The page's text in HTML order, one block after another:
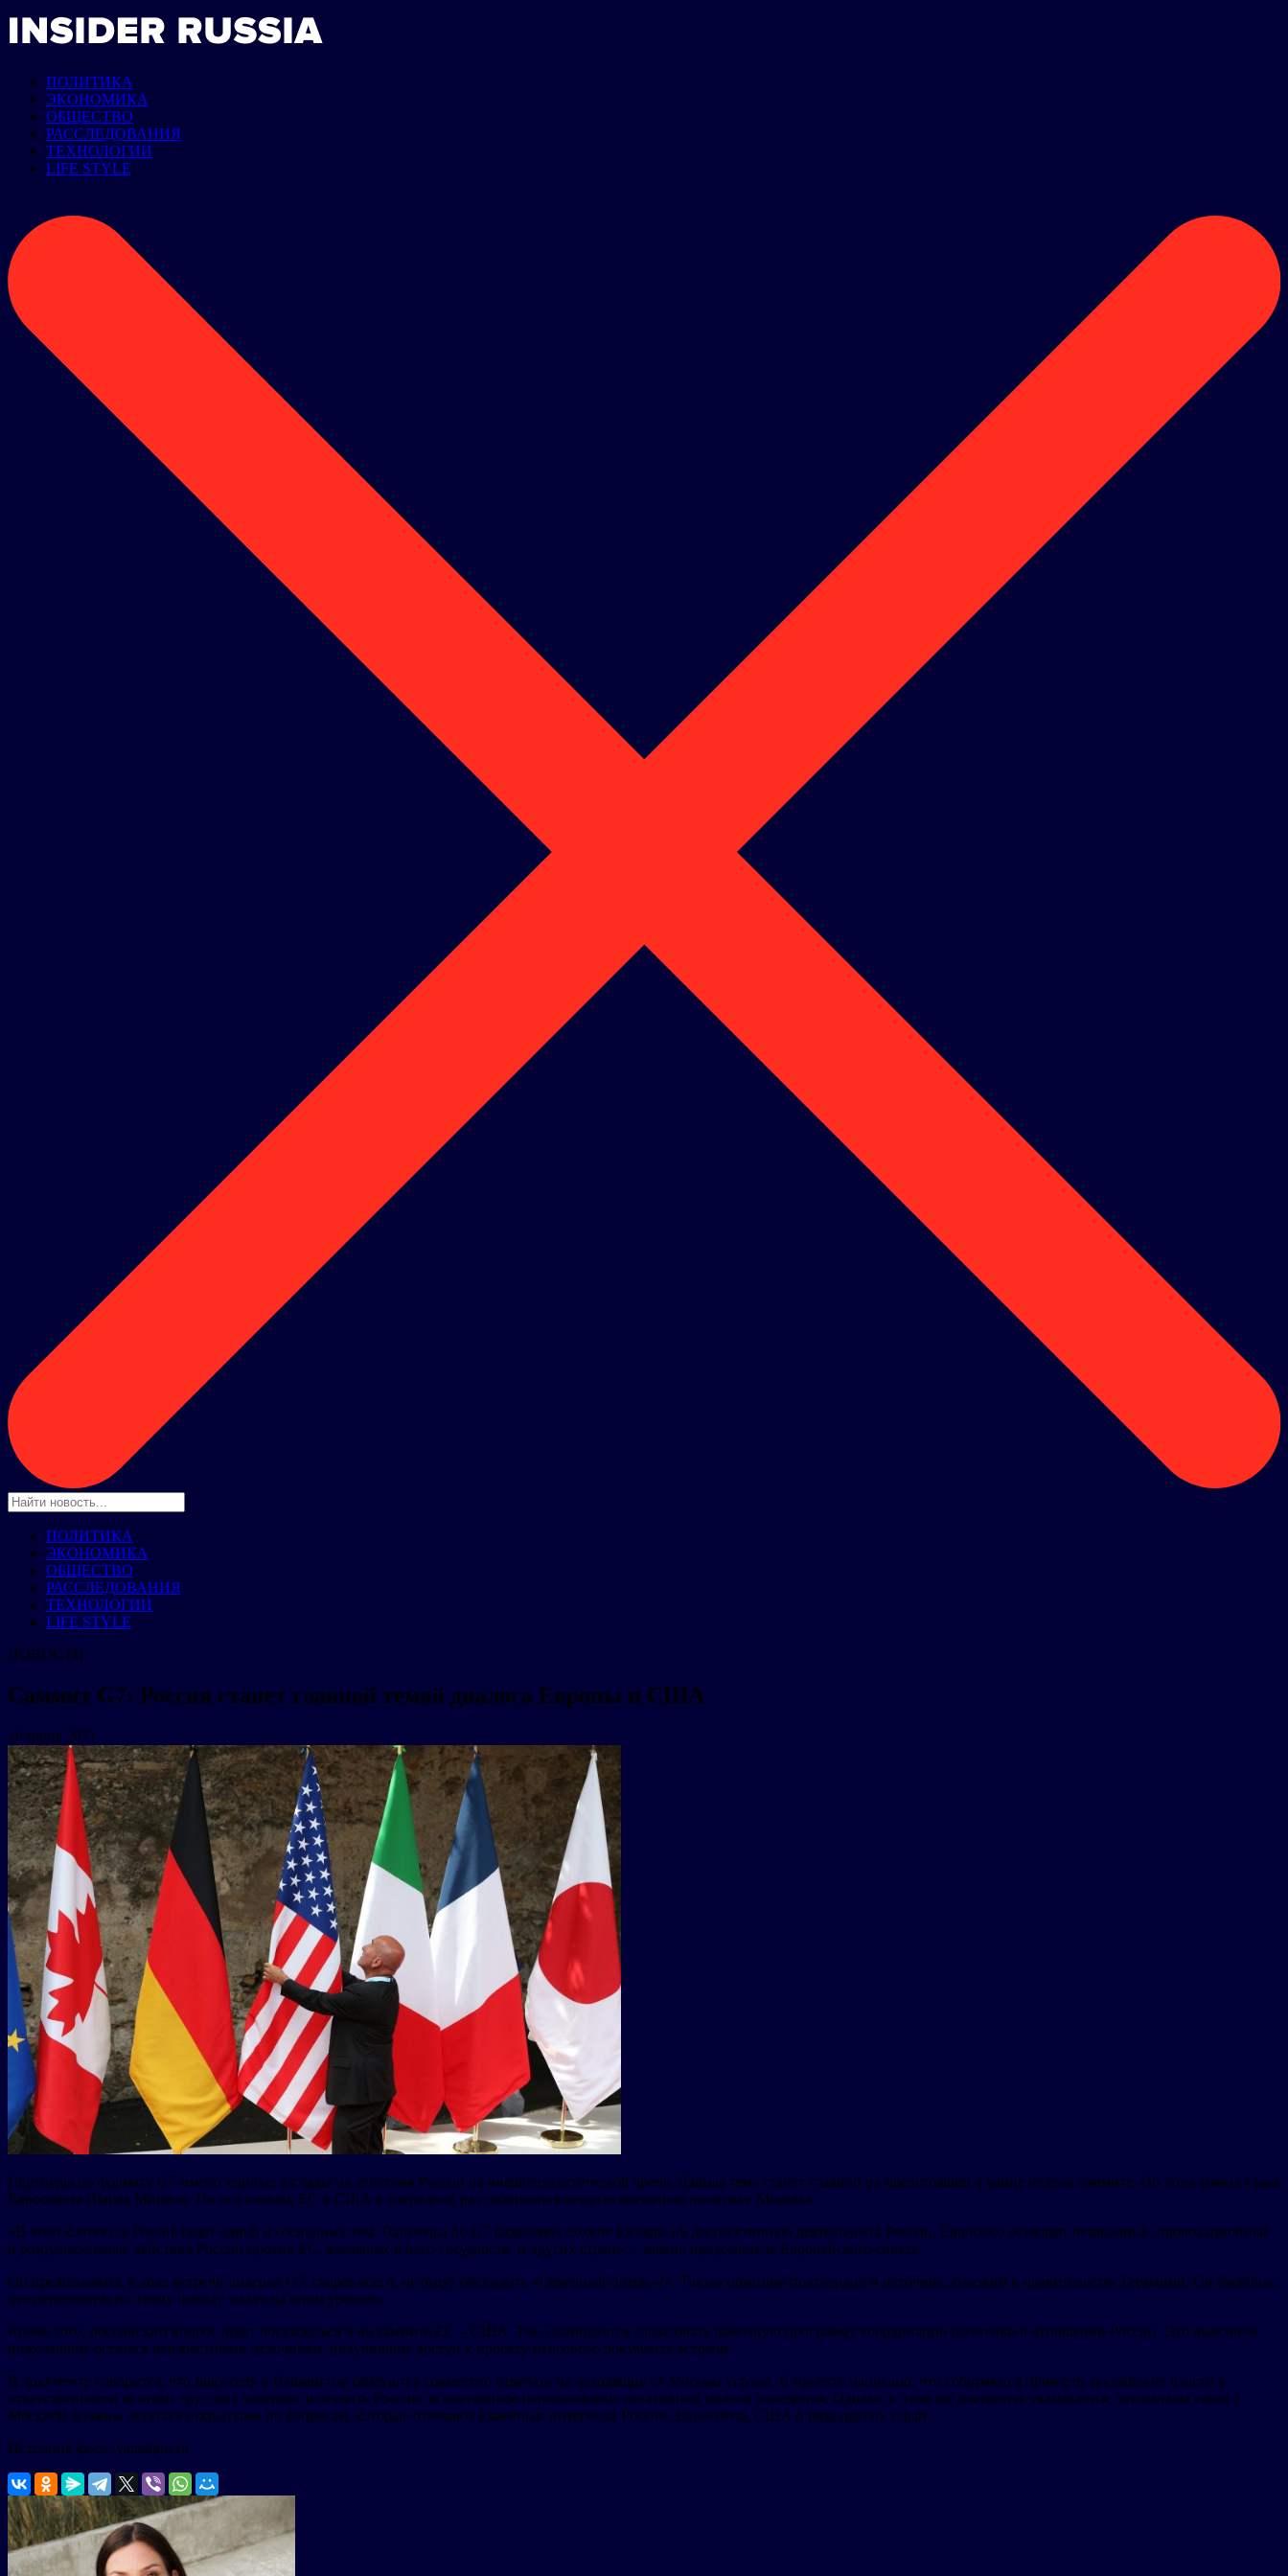
ПОЛИТИКА
ЭКОНОМИКА
ОБЩЕСТВО
РАССЛЕДОВАНИЯ
ТЕХНОЛОГИИ
LIFE STYLE
ПОЛИТИКА
ЭКОНОМИКА
ОБЩЕСТВО
РАССЛЕДОВАНИЯ
ТЕХНОЛОГИИ
LIFE STYLE
НОВОСТИ
Саммит G7: Россия станет главной темой диалога Европы и США
10 июня 2021
Партнеры по формату G7 имеют единые взгляды на действия России на внешнеполитической арене. Данная тема станет главной на предстоящем в конце недели саммите. Об этом заявил глава
Евросовета Шарль Мишель. По его словам, ЕС и США в очередной раз собираются осудить внешнюю политику Москвы.
«В этом контексте Россия будет одной из основных тем. Партнеры по G7 разделяют схожие взгляды на деструктивную деятельность России. Евросоюз осуждает незаконные, провокационные
и разрушительные действия России против ЕС, входящих в него государств, и других стран», – заявил председатель Европейского совета.
Он предположил, в ходе встречи лидеров G7, скорее всего, не будут обсуждать «Северный поток–2». Такую позицию подтвердил и источник, близкий к правительству Германии. Он сообщил,
что переговоры по этому поводу «идут на ином уровне».
Кроме того, российский вопрос будет обсуждаться и на саммите ЕС – США. Так, планируется согласовать рамочную программу координации политики в отношении России. Это выяснили
пожелавшие остаться неизвестными источники, получившие доступ к проекту итогового документа встречи.
В документе говорится, что Брюссель и Вашингтон обязуются совместно отвечать на исходящие от Москвы угрозы. В проекте написано, что собираются привлечь российские власти к
ответственности за атаки «русских хакеров» и осудить Россию за постоянное использование негативной модели поведения. Однако, в этом же документе указывается, что каналы связи с
Москвой должны остаться открытыми по вопросам, которые отвечают взаимным интересам России, Евросоюза, США и ряда других стран.
Источник фото: yamalpro.ru